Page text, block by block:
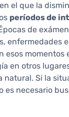
el que la
períodos de
de
enfermedades
esos momentos
en otros
natural. Si la
es necesario